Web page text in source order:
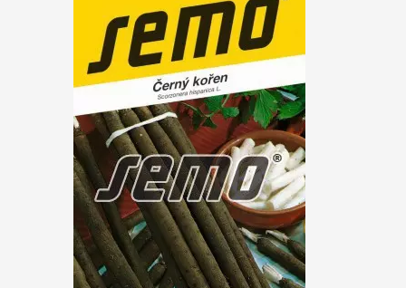
Vřesovištní rostliny
Vánoční stromky v květináčích a řezané